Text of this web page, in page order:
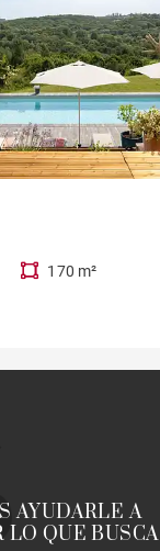
170 m²
AYUDARLE A
LO QUE BUSCA